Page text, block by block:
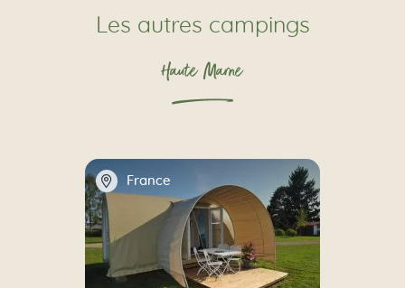
Les autres campings
Haute Marne
📍 France